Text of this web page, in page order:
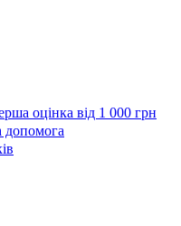
оцінка від 1 000 грн
допомога